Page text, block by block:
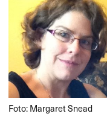
Foto: Margaret Snead